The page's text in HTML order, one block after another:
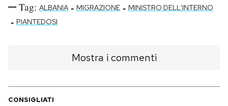
Tag: ALBANIA - MIGRAZIONE - MINISTRO DELL'INTERNO
- PIANTEDOSI
Mostra i commenti
CONSIGLIATI